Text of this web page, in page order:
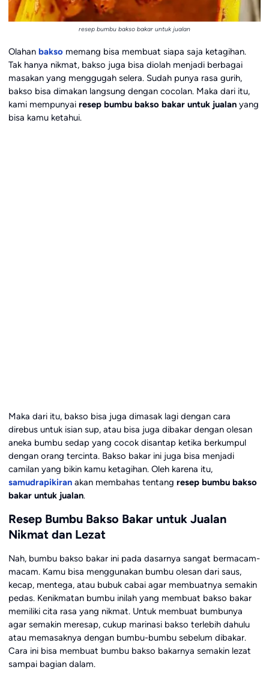
resep bumbu bakso bakar untuk jualan
Olahan baksomemang bisa membuat siapa saja ketagihan.
Tak hanya nikmat, bakso juga bisa diolah menjadi berbagai
masakan yang menggugah selera. Sudah punya rasa gurih,
bakso bisa dimakan langsung dengan cocolan. Maka dari itu,
kami mempunyai resep bumbu bakso bakar untuk jualanyang
bisa kamu ketahui.
Maka dari itu, bakso bisa juga dimasak lagi dengan cara
direbus untuk isian sup, atau bisa juga dibakar dengan olesan
aneka bumbu sedap yang cocok disantap ketika berkumpul
dengan orang tercinta. Bakso bakar ini juga bisa menjadi
camilan yang bikin kamu ketagihan. Oleh karena itu,
samudrapikiranakan membahas tentang resep bumbu bakso
bakar untuk jualan.
Resep Bumbu Bakso Bakar untuk Jualan
Nikmat dan Lezat
Nah, bumbu bakso bakar ini pada dasarnya sangat bermacam-
macam. Kamu bisa menggunakan bumbu olesan dari saus,
kecap, mentega, atau bubuk cabai agar membuatnya semakin
pedas. Kenikmatan bumbu inilah yang membuat bakso bakar
memiliki cita rasa yang nikmat. Untuk membuat bumbunya
agar semakin meresap, cukup marinasi bakso terlebih dahulu
atau memasaknya dengan bumbu-bumbu sebelum dibakar.
Cara ini bisa membuat bumbu bakso bakarnya semakin lezat
sampai bagian dalam.